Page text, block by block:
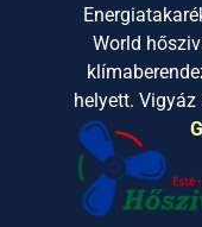
World
helyett. Vigyáz